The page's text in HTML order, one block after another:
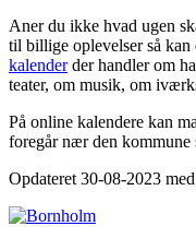
Aner du ikke hvad ugen
til billige oplevelser så kan
kalenderder handler om
teater, om musik, om
På online kalendere kan
foregår nær den kommune
Opdateret 30-08-2023